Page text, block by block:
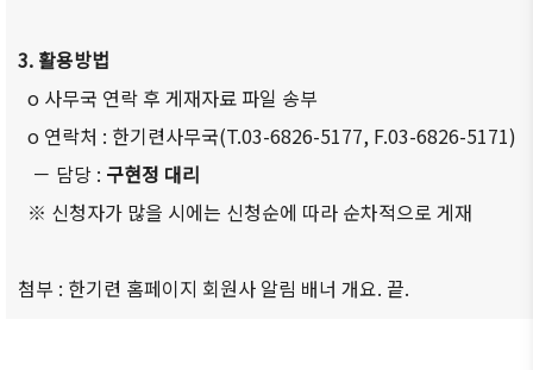
3. 활용방법
o 사무국 연락 후 게재자료 파일 송부
o 연락처 : 한기련사무국(T.03-6826-5177, F.03-6826-5171)
－ 담당 : 구현정 대리
※ 신청자가 많을 시에는 신청순에 따라 순차적으로 게재
첨부 : 한기련 홈페이지 회원사 알림 배너 개요. 끝.